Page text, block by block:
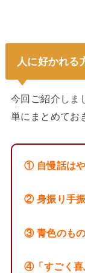
人に好かれる
今回ご紹介しま
単にまとめてお
① 自慢話は
② 身振り手
③ 青色のも
④「すごく喜